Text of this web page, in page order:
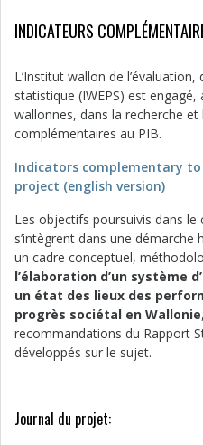
INDICATEURS
L’Institut wallon de
statistique (IWEPS) est
wallonnes, dans la recherche et
complémentaires au PIB.
Indicators complementary
project (english version)
Les objectifs poursuivis dans le
s’intègrent dans une
un cadre conceptuel,
l’élaboration d’un système
un état des lieux des
progrès sociétal en Wallonie
recommandations du Rapport
développés sur le sujet.
Journal du projet: